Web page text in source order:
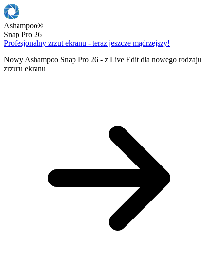
Ashampoo®
Snap Pro 26
Profesjonalny zrzut ekranu - teraz jeszcze mądrzejszy!
Nowy Ashampoo Snap Pro 26 - z Live Edit dla nowego rodzaju
zrzutu ekranu